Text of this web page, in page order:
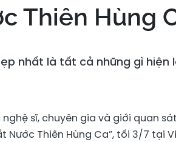
Thiên Hùng
nhất là tất cả những gì
sĩ, chuyên gia và giới quan
Nước Thiên Hùng Ca”, tối 3/7 tại